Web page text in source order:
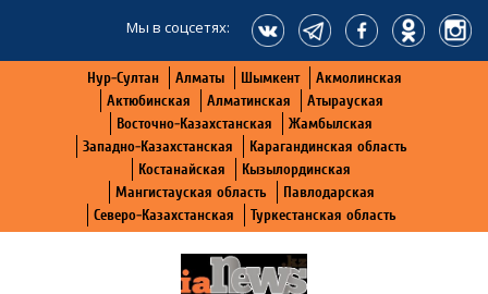
Мы в соцсетях:
Нур-Султан Алматы Шымкент
Акмолинская
Актюбинская
Алматинская
Атырауская
Восточно-Казахстанская
Жамбылская
Западно-Казахстанская
Карагандинская область
Костанайская
Кызылординская
Мангистауская область
Павлодарская
Северо-Казахстанская
Туркестанская область